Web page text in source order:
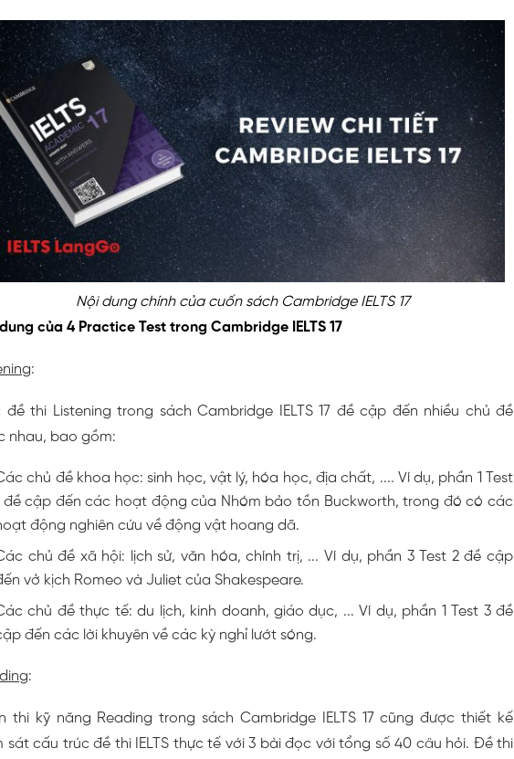
Nội dung chính của cuốn sách Cambridge IELTS 17
của 4 Practice Test trong Cambridge IELTS 17
:
đề thi Listening trong sách Cambridge IELTS 17 đề cập đến nhiều chủ đề
nhau, bao gồm:
chủ đề khoa học: sinh học, vật lý, hóa học, địa chất, .... Ví dụ, phần 1 Test
đề cập đến các hoạt động của Nhóm bảo tồn Buckworth, trong đó có các
động nghiên cứu về động vật hoang dã.
chủ đề xã hội: lịch sử, văn hóa, chính trị, ... Ví dụ, phần 3 Test 2 đề cập
vở kịch Romeo và Juliet của Shakespeare.
chủ đề thực tế: du lịch, kinh doanh, giáo dục, ... Ví dụ, phần 1 Test 3 đề
đến các lời khuyên về các kỳ nghỉ lướt sóng.
:
thi kỹ năng Reading trong sách Cambridge IELTS 17 cũng được thiết kế
sát cấu trúc đề thi IELTS thực tế với 3 bài đọc với tổng số 40 câu hỏi. Đề thi